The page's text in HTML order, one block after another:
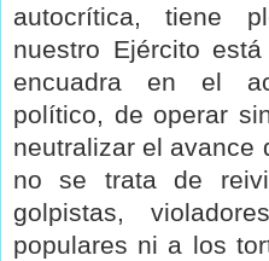
autocrítica, tiene
nuestro Ejército
encuadra en el
político, de operar
neutralizar el avance
no se trata de
golpistas,
populares ni a los